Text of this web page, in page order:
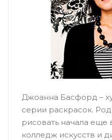
Джоанна Басфорд –
серии раскрасок.
рисовать начала еще
колледж искусств и